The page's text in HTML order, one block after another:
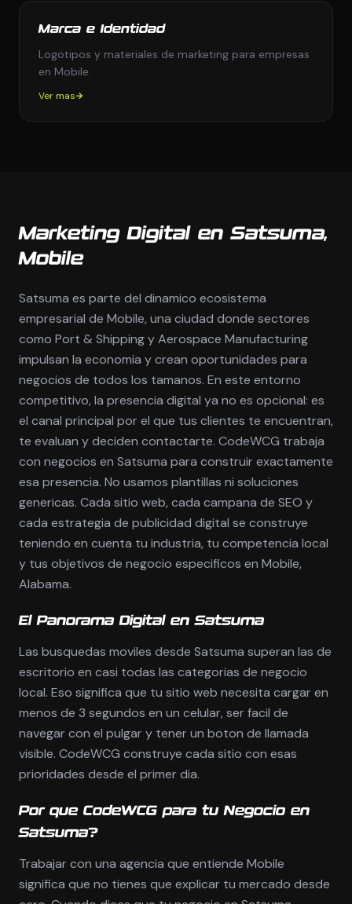
Marca e Identidad
Logotipos y materiales de marketing para empresas
en Mobile.
Ver mas
Marketing Digital en Satsuma,
Mobile
Satsuma es parte del dinamico ecosistema
empresarial de Mobile, una ciudad donde sectores
como Port & Shipping y Aerospace Manufacturing
impulsan la economia y crean oportunidades para
negocios de todos los tamanos. En este entorno
competitivo, la presencia digital ya no es opcional: es
el canal principal por el que tus clientes te encuentran,
te evaluan y deciden contactarte. CodeWCG trabaja
con negocios en Satsuma para construir exactamente
esa presencia. No usamos plantillas ni soluciones
genericas. Cada sitio web, cada campana de SEO y
cada estrategia de publicidad digital se construye
teniendo en cuenta tu industria, tu competencia local
y tus objetivos de negocio especificos en Mobile,
Alabama.
El Panorama Digital en Satsuma
Las busquedas moviles desde Satsuma superan las de
escritorio en casi todas las categorias de negocio
local. Eso significa que tu sitio web necesita cargar en
menos de 3 segundos en un celular, ser facil de
navegar con el pulgar y tener un boton de llamada
visible. CodeWCG construye cada sitio con esas
prioridades desde el primer dia.
Por que CodeWCG para tu Negocio en
Satsuma?
Trabajar con una agencia que entiende Mobile
significa que no tienes que explicar tu mercado desde